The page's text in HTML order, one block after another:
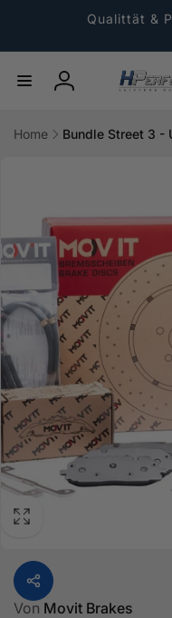
Qualittät &
Einloggen
Home Bundle Street 3 -
Von Movit Brakes